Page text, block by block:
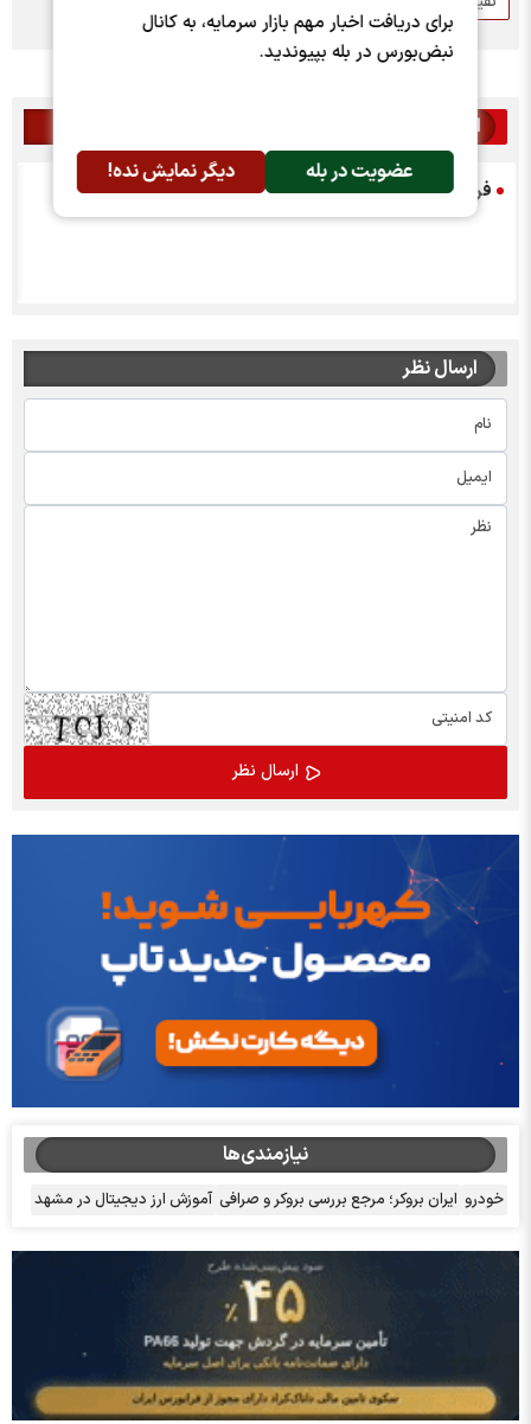
برای دریافت اخبار مهم بازار سرمایه، به کانال
نبض‌بورس در بله بپیوندید.
عضویت در بله دیگر نمایش نده!
اخبار مرتبط
فراخوان مجمع فلات
ارسال نظر
نیازمندی‌ها
خودرو ایران بروکر؛ مرجع بررسی بروکر و صرافی آموزش ارز دیجیتال در مشهد